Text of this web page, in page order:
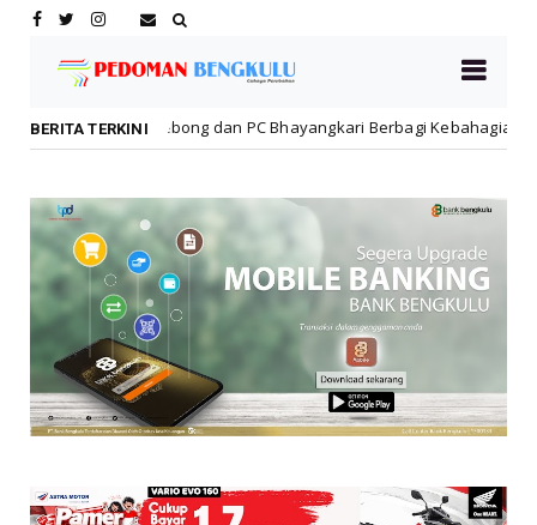
BERITA TERKINI
dan PC Bhayangkari Berbagi Kebahagiaan Bersama Anak Panti